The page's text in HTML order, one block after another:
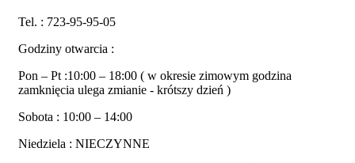
Tel. : 723-95-95-05
Godziny otwarcia :
Pon – Pt :10:00 – 18:00 ( w okresie zimowym godzina
zamknięcia ulega zmianie - krótszy dzień )
Sobota : 10:00 – 14:00
Niedziela : NIECZYNNE